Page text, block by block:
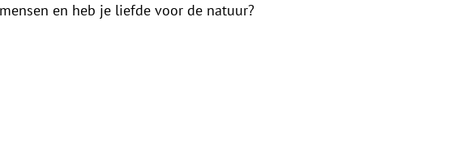
en heb je liefde voor de natuur?